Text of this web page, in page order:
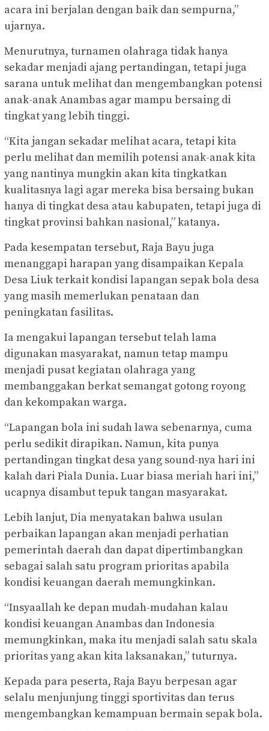
acara ini berjalan dengan baik dan sempurna,”
ujarnya.
Menurutnya, turnamen olahraga tidak hanya
sekadar menjadi ajang pertandingan, tetapi juga
sarana untuk melihat dan mengembangkan potensi
anak-anak Anambas agar mampu bersaing di
tingkat yang lebih tinggi.
“Kita jangan sekadar melihat acara, tetapi kita
perlu melihat dan memilih potensi anak-anak kita
yang nantinya mungkin akan kita tingkatkan
kualitasnya lagi agar mereka bisa bersaing bukan
hanya di tingkat desa atau kabupaten, tetapi juga di
tingkat provinsi bahkan nasional,” katanya.
Pada kesempatan tersebut, Raja Bayu juga
menanggapi harapan yang disampaikan Kepala
Desa Liuk terkait kondisi lapangan sepak bola desa
yang masih memerlukan penataan dan
peningkatan fasilitas.
Ia mengakui lapangan tersebut telah lama
digunakan masyarakat, namun tetap mampu
menjadi pusat kegiatan olahraga yang
membanggakan berkat semangat gotong royong
dan kekompakan warga.
“Lapangan bola ini sudah lawa sebenarnya, cuma
perlu sedikit dirapikan. Namun, kita punya
pertandingan tingkat desa yang sound-nya hari ini
kalah dari Piala Dunia. Luar biasa meriah hari ini,”
ucapnya disambut tepuk tangan masyarakat.
Lebih lanjut, Dia menyatakan bahwa usulan
perbaikan lapangan akan menjadi perhatian
pemerintah daerah dan dapat dipertimbangkan
sebagai salah satu program prioritas apabila
kondisi keuangan daerah memungkinkan.
“Insyaallah ke depan mudah-mudahan kalau
kondisi keuangan Anambas dan Indonesia
memungkinkan, maka itu menjadi salah satu skala
prioritas yang akan kita laksanakan,” tuturnya.
Kepada para peserta, Raja Bayu berpesan agar
selalu menjunjung tinggi sportivitas dan terus
mengembangkan kemampuan bermain sepak bola.